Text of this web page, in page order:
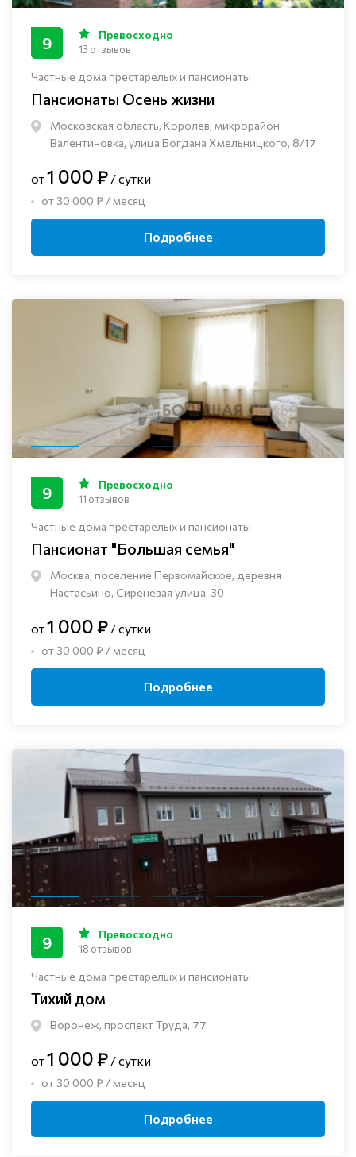
Частные дома престарелых и пансионаты
Пансионаты Осень жизни
Московская область, Королёв, микрорайон
Валентиновка, улица Богдана Хмельницкого, 8/17
9 Превосходно
13 отзывов
от1 000 ₽ / сутки
от 30 000 ₽ / месяц
Подробнее
Частные дома престарелых и пансионаты
Пансионат "Большая семья"
Москва, поселение Первомайское, деревня
Настасьино, Сиреневая улица, 30
9 Превосходно
11 отзывов
от1 000 ₽ / сутки
от 30 000 ₽ / месяц
Подробнее
Частные дома престарелых и пансионаты
Тихий дом
Воронеж, проспект Труда, 77
9 Превосходно
18 отзывов
от1 000 ₽ / сутки
от 30 000 ₽ / месяц
Подробнее